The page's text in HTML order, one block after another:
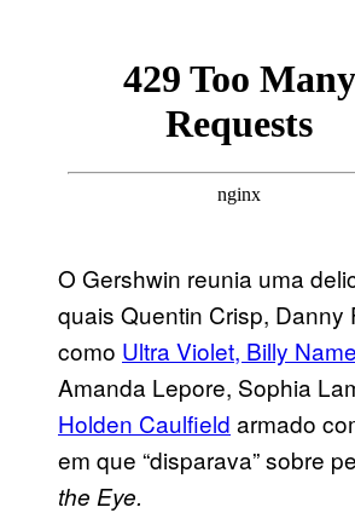
O Gershwin reunia uma
quais Quentin Crisp, Danny
como Ultra Violet, Billy
Amanda Lepore, Sophia
Holden Caulfield armado
em que “disparava” sobre
the Eye.